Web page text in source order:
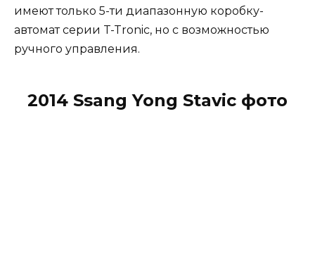
имеют только 5-ти диапазонную коробку-
автомат серии T-Tronic, но с возможностью
ручного управления.
2014 Ssang Yong Stavic фото